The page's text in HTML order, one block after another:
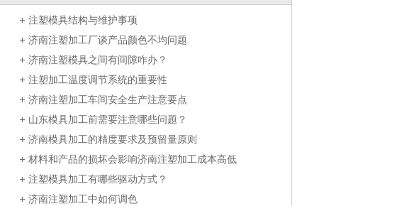
注塑模具结构与维护事项
济南注塑加工厂谈产品颜色不均问题
济南注塑模具之间有间隙咋办？
注塑加工温度调节系统的重要性
济南注塑加工车间安全生产注意要点
山东模具加工前需要注意哪些问题？
济南模具加工的精度要求及预留量原则
材料和产品的损坏会影响济南注塑加工成本高低
注塑模具加工有哪些驱动方式？
济南注塑加工中如何调色